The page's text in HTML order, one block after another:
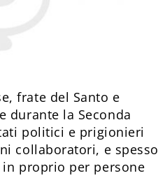
frate del Santo e
durante la Seconda
politici e prigionieri
collaboratori, e spesso
proprio per persone